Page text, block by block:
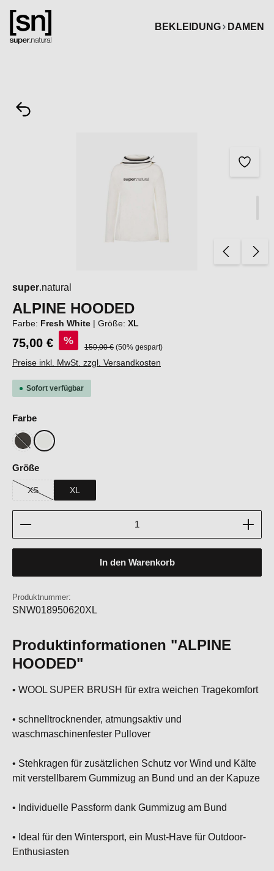
springen
BEKLEIDUNG
DAMEN
super.natural
ALPINE HOODED
Farbe: Fresh White | Größe: XL
75,00 € % Regulärer Preis:
150,00 € (50% gespart)
Preise inkl. MwSt. zzgl. Versandkosten
Sofort verfügbar
Farbeauswählen
Black Ink
(Diese Option ist zurzeit nicht verfügbar.)
Fresh White
Größeauswählen
XS
(Diese Option ist zurzeit nicht verfügbar.)
XL
Produkt Anzahl: Gib den gewünschten Wert ein
In den Warenkorb
Produktnummer:
SNW018950620XL
Produktinformationen "ALPINE
HOODED"
• WOOL SUPER BRUSH für extra weichen Tragekomfort
• schnelltrocknender, atmungsaktiv und
waschmaschinenfester Pullover
• Stehkragen für zusätzlichen Schutz vor Wind und Kälte
mit verstellbarem Gummizug an Bund und an der Kapuze
• Individuelle Passform dank Gummizug am Bund
• Ideal für den Wintersport, ein Must-Have für Outdoor-
Enthusiasten